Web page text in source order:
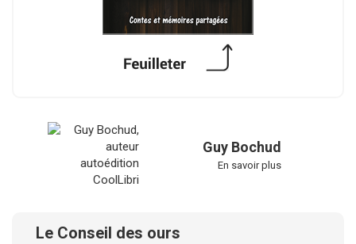
Guy Bochud
En savoir plus
Le Conseil des ours